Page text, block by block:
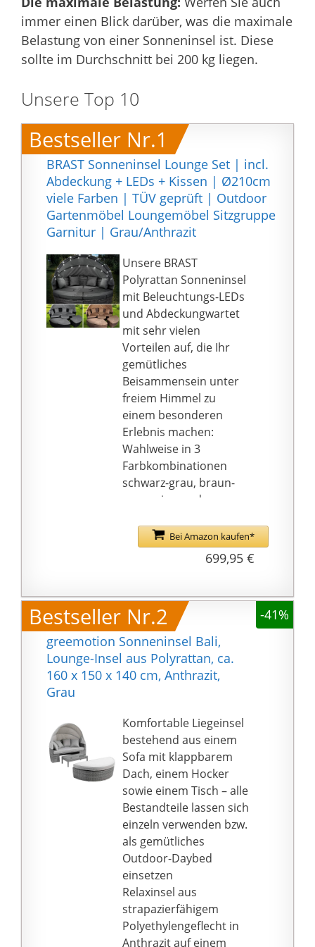
immer einen Blick darüber, was die maximale
Belastung von einer Sonneninsel ist. Diese
sollte im Durchschnitt bei 200 kg liegen.
Unsere Top 10
Bestseller Nr.1
BRAST Sonneninsel Lounge Set | incl.
Abdeckung + LEDs + Kissen | Ø210cm
viele Farben | TÜV geprüft | Outdoor
Gartenmöbel Loungemöbel Sitzgruppe
Garnitur | Grau/Anthrazit
Unsere BRAST
Polyrattan Sonneninsel
mit Beleuchtungs-LEDs
und Abdeckungwartet
mit sehr vielen
Vorteilen auf, die Ihr
gemütliches
Beisammensein unter
freiem Himmel zu
einem besonderen
Erlebnis machen:
Wahlweise in 3
Farbkombinationen
schwarz-grau, braun-
cappucino und grau-
unsere Sonneninsel mit
Sonnendach durch die
Verwendung von
Rattanbändern und
dadurch mehr
Materialverabeitung
gegenüber vielen
Mitbewerbern ein
filigraneres und
Die BRAST Polyrattan
„Sonneninsel“ ist vom
TÜV Süd geprüft und
getestet und mit dem
Prüfzertifikat TÜV/GS
geprüfte Sicherheit
versehen worden. Mit
unseren Möbeln gehen
Sie deshalb in Bezug auf
Sicherheit und Stärke
kein Risiko ein. So
mussten die Möbel bis
zu 25.000
Testwiederholungen
Bei Amazon kaufen*
699,95 €
Bestseller Nr.2
-41%
greemotion Sonneninsel Bali,
Lounge-Insel aus Polyrattan, ca.
160 x 150 x 140 cm, Anthrazit,
Grau
Komfortable Liegeinsel
bestehend aus einem
Sofa mit klappbarem
Dach, einem Hocker
sowie einem Tisch – alle
Bestandteile lassen sich
einzeln verwenden bzw.
als gemütliches
Outdoor-Daybed
einsetzen
Relaxinsel aus
strapazierfähigem
Polyethylengeflecht in
Anthrazit auf einem